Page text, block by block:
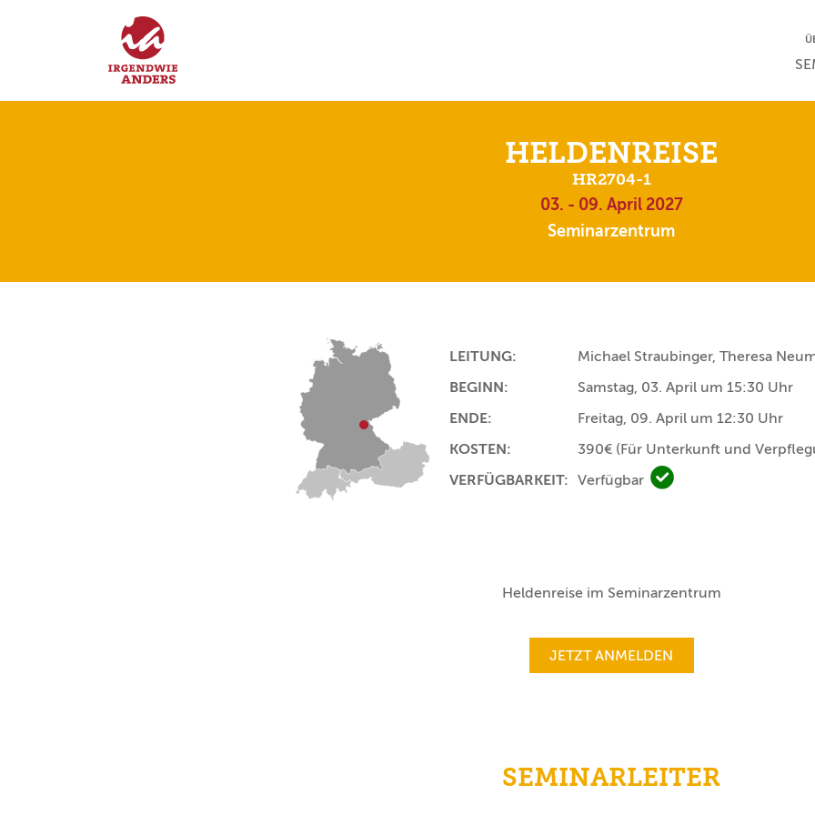
HELDENREISE
HR2704-1
03. - 09. April 2027
Seminarzentrum
LEITUNG:
Michael Straubinger, Theresa
BEGINN:
Samstag, 03. April um 15:30 Uhr
ENDE:
Freitag, 09. April um 12:30 Uhr
KOSTEN:
390€ (Für Unterkunft und
VERFÜGBARKEIT: Verfügbar Verfügbar
Heldenreise im Seminarzentrum
JETZT ANMELDEN
SEMINARLEITER